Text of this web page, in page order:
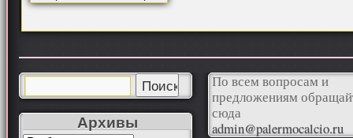
Архивы
По всем вопросам и
предложениям
сюда
admin@palermocalcio.ru